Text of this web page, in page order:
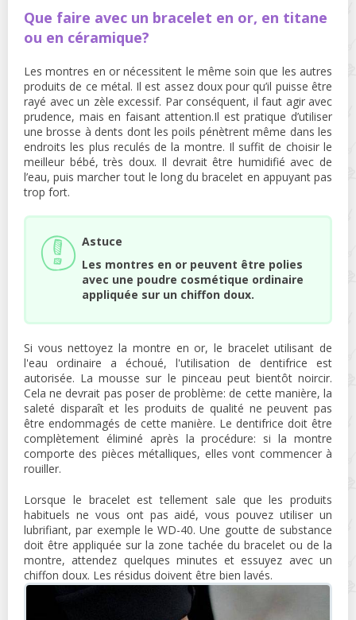
Que faire avec un bracelet en or, en titane
ou en céramique?
Les montres en or nécessitent le même soin que les autres
produits de ce métal. Il est assez doux pour qu’il puisse être
rayé avec un zèle excessif. Par conséquent, il faut agir avec
prudence, mais en faisant attention.Il est pratique d’utiliser
une brosse à dents dont les poils pénètrent même dans les
endroits les plus reculés de la montre. Il suffit de choisir le
meilleur bébé, très doux. Il devrait être humidifié avec de
l’eau, puis marcher tout le long du bracelet en appuyant pas
trop fort.
Astuce
Les montres en or peuvent être polies
avec une poudre cosmétique ordinaire
appliquée sur un chiffon doux.
Si vous nettoyez la montre en or, le bracelet utilisant de
l'eau ordinaire a échoué, l'utilisation de dentifrice est
autorisée. La mousse sur le pinceau peut bientôt noircir.
Cela ne devrait pas poser de problème: de cette manière, la
saleté disparaît et les produits de qualité ne peuvent pas
être endommagés de cette manière. Le dentifrice doit être
complètement éliminé après la procédure: si la montre
comporte des pièces métalliques, elles vont commencer à
rouiller.
Lorsque le bracelet est tellement sale que les produits
habituels ne vous ont pas aidé, vous pouvez utiliser un
lubrifiant, par exemple le WD-40. Une goutte de substance
doit être appliquée sur la zone tachée du bracelet ou de la
montre, attendez quelques minutes et essuyez avec un
chiffon doux. Les résidus doivent être bien lavés.